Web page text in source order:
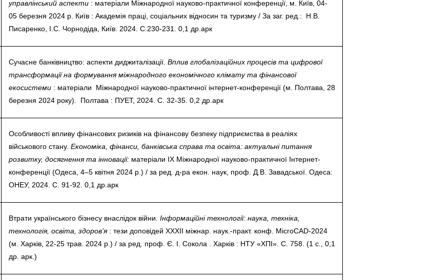
госпдоговірних робіт (послуг)
управлінський аспекти : матеріали Міжнародної науково-практичної конференції, м. Київ, 04-
05 березня 2024 р. Київ : Академія праці, соціальних відносин та туризму / За заг. ред.: Н.В.
Писаренко, І.С. Чорнодіда, Київ. 2024. С.230-231. 0,1 др.арк
Сучасне банківництво: аспекти диджиталізації. Вплив глобалізаційних процесів та цифрової
трансформації на формування міжнародного економічного клімату та фінансової
екосистеми : матеріали Міжнародної науково-практичної інтернет-конференції (м. Полтава, 28
березня 2024 року). Полтава : ПУЕТ, 2024. С. 32-35. 0,2 др.арк
Особливості впливу фінансових ризиків на фінансову безпеку підприємства в реаліях
військового стану. Економіка, фінанси, банківська справа та освіта: актуальні питання
розвитку, досягнення та інновації: матеріали IX Міжнародної науково-практичної Інтернет-
конференції (Одеса, 4–5 квітня 2024 р.) / за ред. д-ра екон. наук, проф. Д.В. Завадської. Одеса:
ОНЕУ, 2024. С. 91-92. 0,1 др.арк
Втрати українського бізнесу внаслідок війни. Інформаційні технології: наука, техніка,
технологія, освіта, здоров’я: тези доповідей ХXХІІ міжнар. наук.-практ. конф. MicroCAD-2024
(м. Харків, 22-25 трав. 2024 р.) / за ред. проф. Є. І. Сокола . Харків : НТУ «ХПІ». С. 758. (1 с., 0,1
др. арк.)